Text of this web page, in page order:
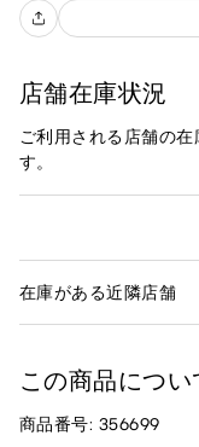
店舗在庫状況
ご利用される店舗の
す。
在庫がある近隣店舗
この商品につい
商品番号: 356699